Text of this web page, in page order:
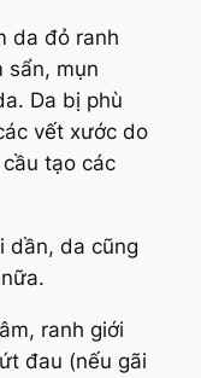
da đỏ ranh
sẩn, mụn
Da bị phù
vết xước do
tạo các
dần, da cũng
ranh giới
đau (nếu gãi